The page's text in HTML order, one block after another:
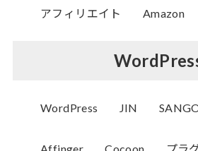
アフィリエイト Amazon
WordPress JIN